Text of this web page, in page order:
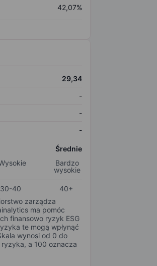
42,07%
29,34
-
-
-
Średnie
Bardzo
wysokie
30-40
40+
zarządza
ma pomóc
finansowo ryzyk ESG
te mogą wpłynąć
wynosi od 0 do
a 100 oznacza